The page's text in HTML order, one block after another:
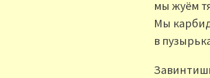
мы жуём
Мы
в